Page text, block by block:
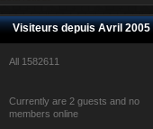
Visiteurs depuis Avril 2005
All 1582611
Currently are 2 guests and no
members online